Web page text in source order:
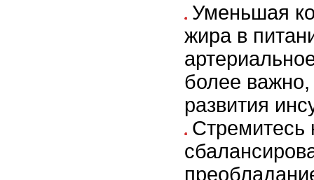
Уменьшая
жира в
более важно,
развития
Стремитесь